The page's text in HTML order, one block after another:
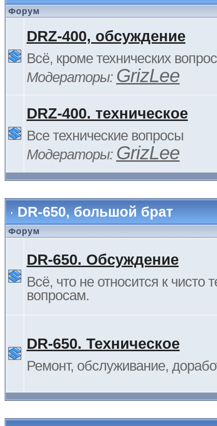
Форум
DRZ-400, обсуждение
Всё, кроме технических
Модераторы: GrizLee
DRZ-400. техническое
Все технические вопросы
Модераторы: GrizLee
DR-650, большой брат
Форум
DR-650. Обсуждение
Всё, что не относится к чисто
вопросам.
DR-650. Техническое
Ремонт, обслуживание,